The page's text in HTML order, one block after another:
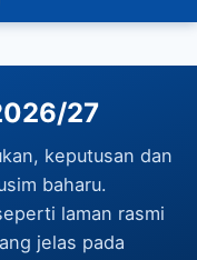
27
keputusan dan
baharu.
laman rasmi
jelas pada